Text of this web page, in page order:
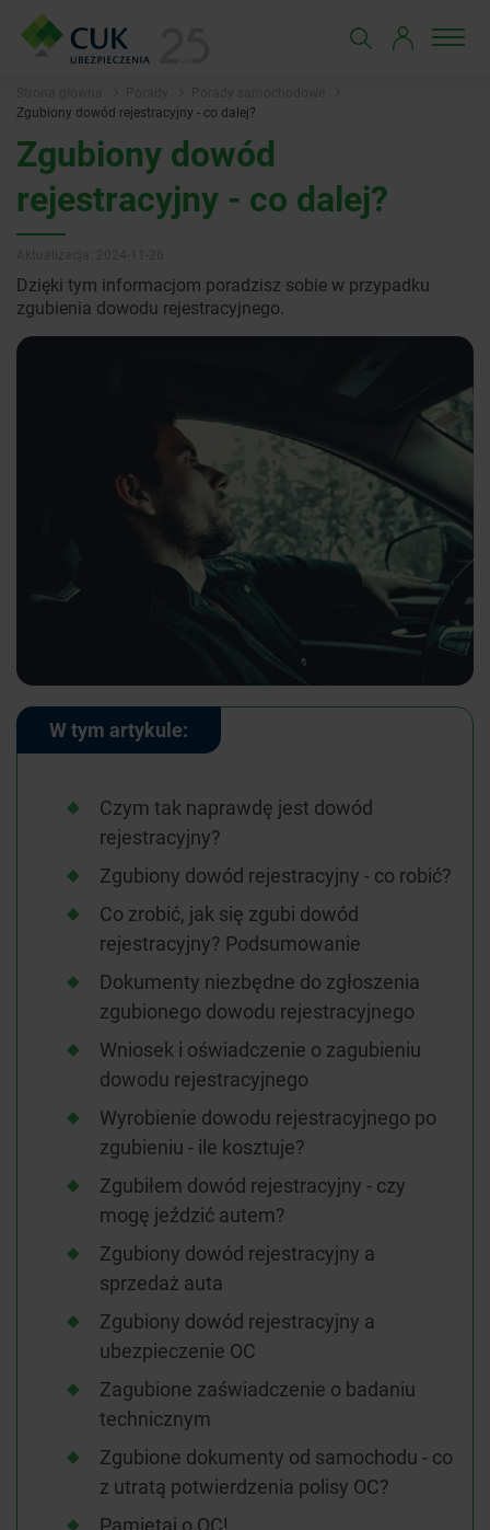
Zgubiony dowód rejestracyjny - co dalej?
Zgubiony dowód
rejestracyjny - co dalej?
Dzięki tym informacjom poradzisz sobie w przypadku
zgubienia dowodu rejestracyjnego.
W tym artykule:
Czym tak naprawdę jest dowód
rejestracyjny?
Zgubiony dowód rejestracyjny - co robić?
Co zrobić, jak się zgubi dowód
rejestracyjny? Podsumowanie
Dokumenty niezbędne do zgłoszenia
zgubionego dowodu rejestracyjnego
Wniosek i oświadczenie o zagubieniu
dowodu rejestracyjnego
Wyrobienie dowodu rejestracyjnego po
zgubieniu - ile kosztuje?
Zgubiłem dowód rejestracyjny - czy
mogę jeździć autem?
Zgubiony dowód rejestracyjny a
sprzedaż auta
Zgubiony dowód rejestracyjny a
ubezpieczenie OC
Zagubione zaświadczenie o badaniu
technicznym
Zgubione dokumenty od samochodu - co
z utratą potwierdzenia polisy OC?